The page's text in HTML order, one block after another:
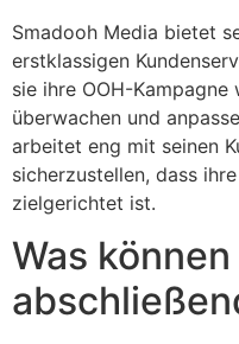
Smadooh Media bietet
erstklassigen
sie ihre OOH-
überwachen und
arbeitet eng mit seinen
sicherzustellen, dass
zielgerichtet ist.
Was